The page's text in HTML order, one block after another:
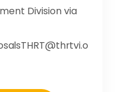
Division via